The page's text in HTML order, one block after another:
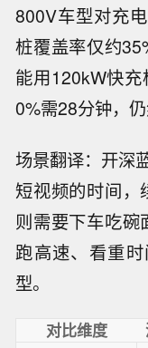
800V车型对充
桩覆盖率仅约
能用120kW快
0%需28分钟，
场景翻译：开深
短视频的时间，
则需要下车吃
跑高速、看重
型。
对比维度